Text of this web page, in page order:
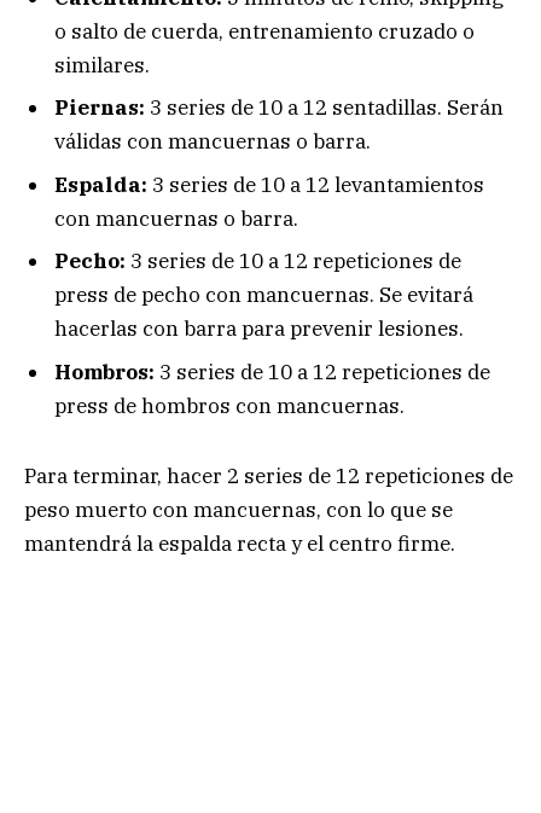
o salto de cuerda, entrenamiento cruzado o
similares.
Piernas: 3 series de 10 a 12 sentadillas. Serán
válidas con mancuernas o barra.
Espalda: 3 series de 10 a 12 levantamientos
con mancuernas o barra.
Pecho: 3 series de 10 a 12 repeticiones de
press de pecho con mancuernas. Se evitará
hacerlas con barra para prevenir lesiones.
Hombros: 3 series de 10 a 12 repeticiones de
press de hombros con mancuernas.
Para terminar, hacer 2 series de 12 repeticiones de
peso muerto con mancuernas, con lo que se
mantendrá la espalda recta y el centro firme.